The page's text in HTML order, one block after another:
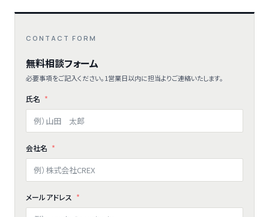
CONTACT FORM
無料相談フォーム
必要事項をご記入ください。1営業日以内に担当よりご連絡いたします。
氏名
会社名
メールアドレス